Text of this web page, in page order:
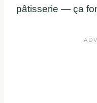
pâtisserie — ça